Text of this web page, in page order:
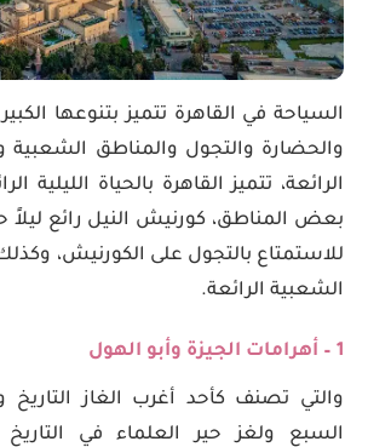
السياحة في القاهرة تتميز بتنوعها
والحضارة والتجول والمناطق الشعبية
الرائعة، تتميز القاهرة بالحياة الليلية
بعض المناطق، كورنيش النيل رائع
للاستمتاع بالتجول على الكورنيش،
الشعبية الرائعة.
1 – أهرامات الجيزة وأبو الهول
والتي تصنف كأحد أغرب الغاز التاريخ
السبع ولغز حير العلماء في التاريخ